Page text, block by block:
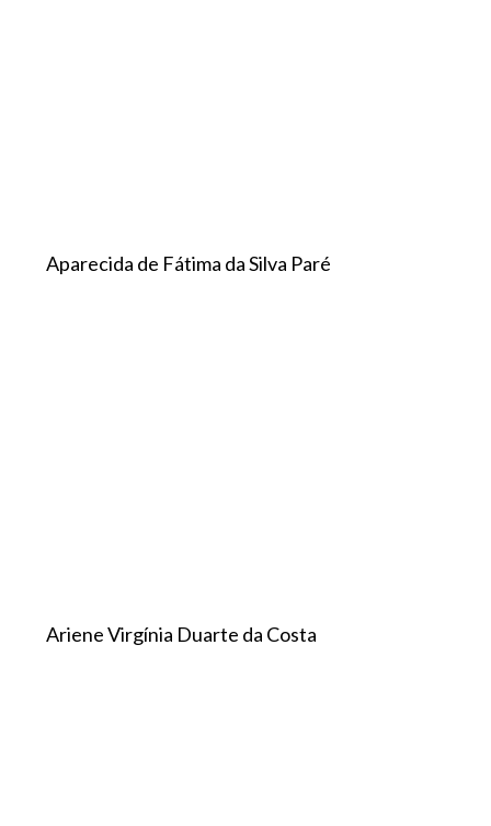
Aparecida de Fátima da Silva Paré
Ariene Virgínia Duarte da Costa